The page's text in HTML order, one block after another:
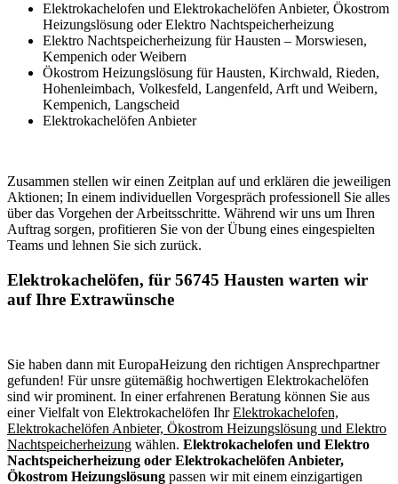
Elektrokachelofen und Elektrokachelöfen Anbieter, Ökostrom
Heizungslösung oder Elektro Nachtspeicherheizung
Elektro Nachtspeicherheizung für Hausten – Morswiesen,
Kempenich oder Weibern
Ökostrom Heizungslösung für Hausten, Kirchwald, Rieden,
Hohenleimbach, Volkesfeld, Langenfeld, Arft und Weibern,
Kempenich, Langscheid
Elektrokachelöfen Anbieter
Zusammen stellen wir einen Zeitplan auf und erklären die jeweiligen
Aktionen; In einem individuellen Vorgespräch professionell Sie alles
über das Vorgehen der Arbeitsschritte. Während wir uns um Ihren
Auftrag sorgen, profitieren Sie von der Übung eines eingespielten
Teams und lehnen Sie sich zurück.
Elektrokachelöfen, für 56745 Hausten warten wir
auf Ihre Extrawünsche
Sie haben dann mit EuropaHeizung den richtigen Ansprechpartner
gefunden! Für unsre gütemäßig hochwertigen Elektrokachelöfen
sind wir prominent. In einer erfahrenen Beratung können Sie aus
einer Vielfalt von Elektrokachelöfen IhrElektrokachelofen,
Elektrokachelöfen Anbieter, Ökostrom Heizungslösung und Elektro
Nachtspeicherheizung wählen. Elektrokachelofen und Elektro
Nachtspeicherheizung oder Elektrokachelöfen Anbieter,
Ökostrom Heizungslösung passen wir mit einem einzigartigen